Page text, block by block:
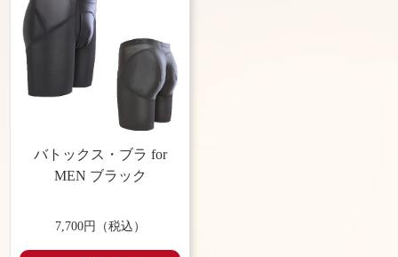
バトックス・ブラ for
MEN ブラック
7,700円（税込）